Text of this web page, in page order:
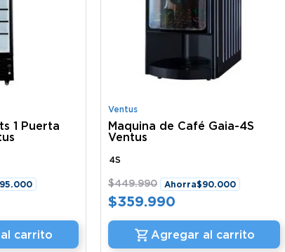
1 Puerta
95.000
carrito
Ventus
Maquina de Café Gaia-4S
Ventus
4S
$449.990 Ahorra$90.000
$359.990
Agregar al carrito